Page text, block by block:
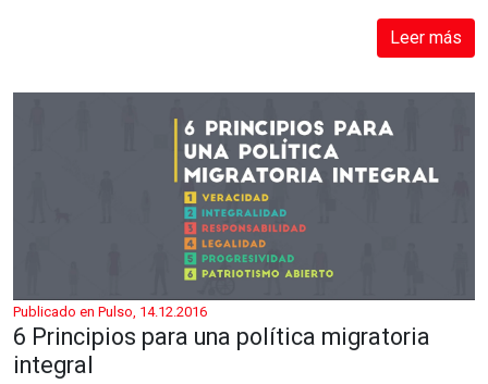
Leer más
Publicado en Pulso, 14.12.2016
6 Principios para una política migratoria
integral